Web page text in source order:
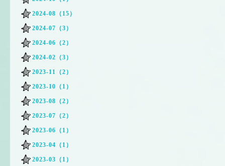
2024-08（15）
2024-07（3）
2024-06（2）
2024-02（3）
2023-11（2）
2023-10（1）
2023-08（2）
2023-07（2）
2023-06（1）
2023-04（1）
2023-03（1）